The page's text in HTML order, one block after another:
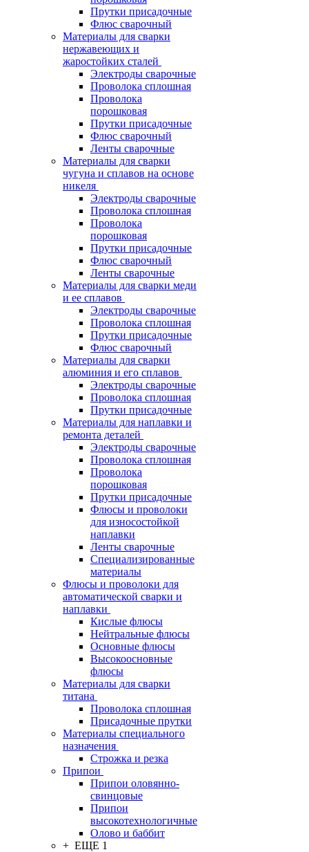
Прутки присадочные
Флюс сварочный
Материалы для сварки
нержавеющих и
жаростойких сталей
Электроды сварочные
Проволока сплошная
Проволока
порошковая
Прутки присадочные
Флюс сварочный
Ленты сварочные
Материалы для сварки
чугуна и сплавов на основе
никеля
Электроды сварочные
Проволока сплошная
Проволока
порошковая
Прутки присадочные
Флюс сварочный
Ленты сварочные
Материалы для сварки меди
и ее сплавов
Электроды сварочные
Проволока сплошная
Прутки присадочные
Флюс сварочный
Материалы для сварки
алюминия и его сплавов
Электроды сварочные
Проволока сплошная
Прутки присадочные
Материалы для наплавки и
ремонта деталей
Электроды сварочные
Проволока сплошная
Проволока
порошковая
Прутки присадочные
Флюсы и проволоки
для износостойкой
наплавки
Ленты сварочные
Специализированные
материалы
Флюсы и проволоки для
автоматической сварки и
наплавки
Кислые флюсы
Нейтральные флюсы
Основные флюсы
Высокоосновные
флюсы
Материалы для сварки
титана
Проволока сплошная
Присадочные прутки
Материалы специального
назначения
Строжка и резка
Припои
Припои оловянно-
свинцовые
Припои
высокотехнологичные
Олово и баббит
+ ЕЩЕ 1